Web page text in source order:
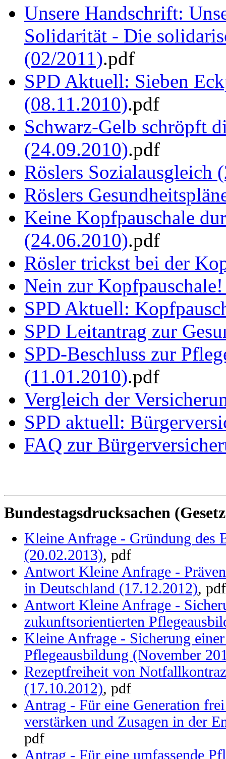
Unsere Handschrift:
Solidarität - Die
(02/2011).pdf
SPD Aktuell: Sieben
(08.11.2010).pdf
Schwarz-Gelb schröpft
(24.09.2010).pdf
Röslers Sozialausgleich
Röslers
Keine Kopfpauschale
(24.06.2010).pdf
Rösler trickst bei der
Nein zur
SPD Aktuell:
SPD Leitantrag zur
SPD-Beschluss zur
(11.01.2010).pdf
Vergleich der
SPD aktuell:
FAQ zur
Bundestagsdrucksachen
Kleine Anfrage - Gründung des
(20.02.2013), pdf
Antwort Kleine Anfrage -
in Deutschland (17.12.2012), pdf
Antwort Kleine Anfrage -
zukunftsorientierten
Kleine Anfrage - Sicherung
Pflegeausbildung (November
Rezeptfreiheit von
(17.10.2012), pdf
Antrag - Für eine Generation
verstärken und Zusagen in der
pdf
Antrag - Für eine umfassende